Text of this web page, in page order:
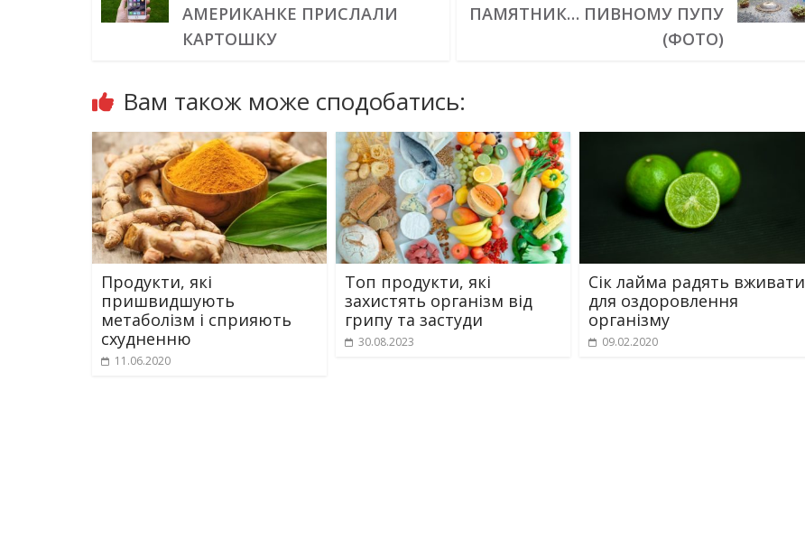
АМЕРИКАНКЕ ПРИСЛАЛИ
КАРТОШКУ
ПАМЯТНИК… ПИВНОМУ ПУПУ
(ФОТО)
Вам також може сподобатись:
Продукти, які
пришвидшують
метаболізм і сприяють
схудненню
11.06.2020
Топ продукти, які
захистять організм від
грипу та застуди
30.08.2023
Сік лайма радять вживати
для оздоровлення
організму
09.02.2020